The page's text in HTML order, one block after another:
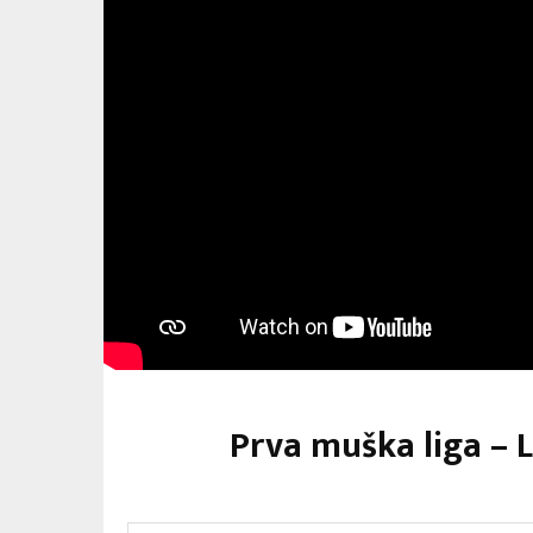
Prva muška liga –